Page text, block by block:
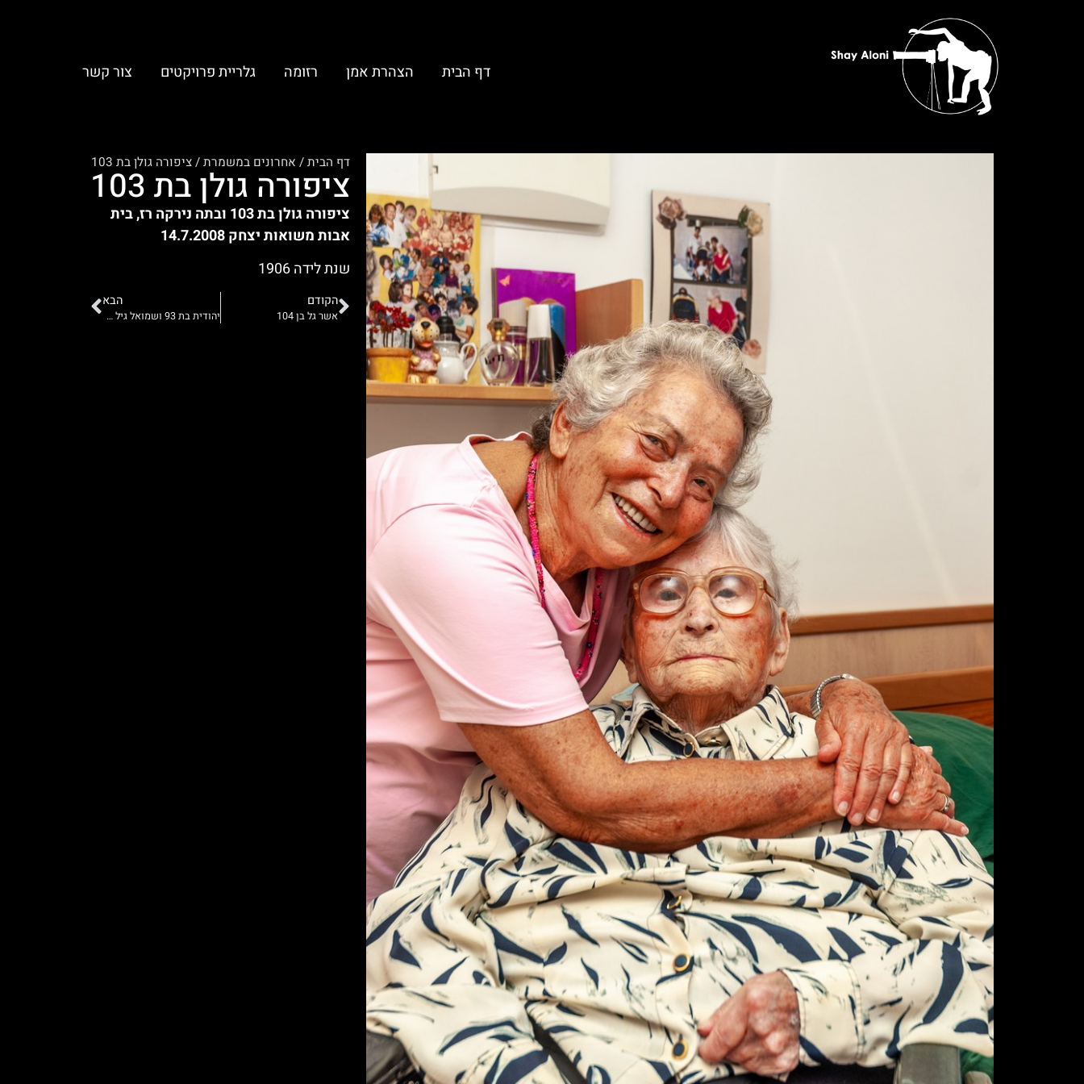
דף הבית הצהרת אמן רזומה גלריית פרויקטים צור קשר
דף הבית/ אחרונים במשמרת/ציפורה גולן בת 103
ציפורה גולן בת 103
ציפורה גולן בת 103 ובתה נירקה רז, בית
אבות משואות יצחק 14.7.2008
שנת לידה 1906
הקודם
אשר גל בן 104
הבא
יהודית בת 93 ושמואל גיל בן 101